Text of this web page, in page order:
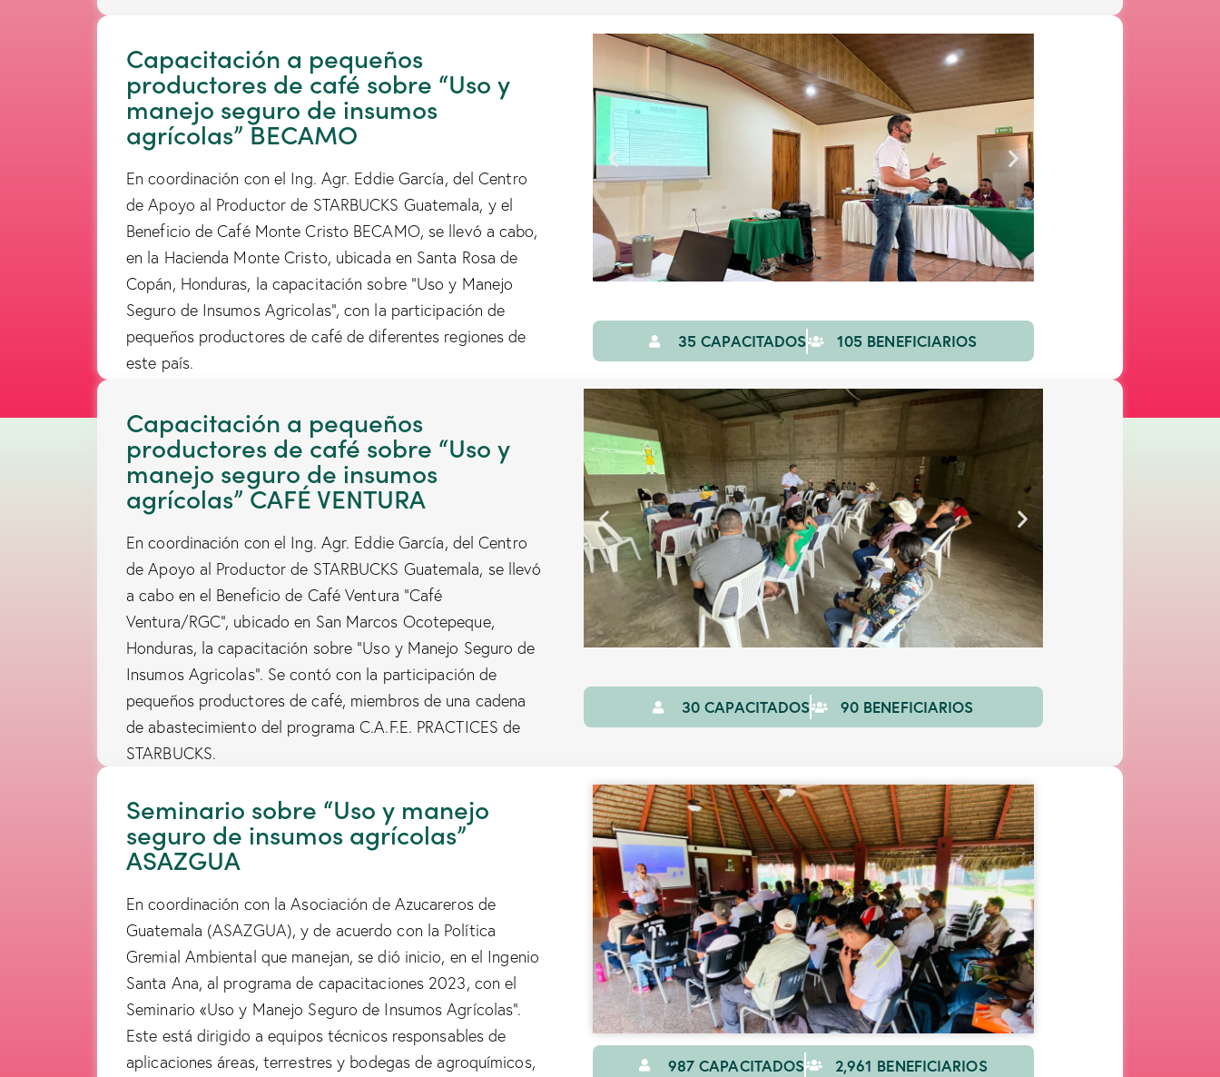
Capacitación a pequeños
productores de café sobre “Uso y
manejo seguro de insumos
agrícolas” BECAMO
En coordinación con el Ing. Agr. Eddie García, del Centro
de Apoyo al Productor de STARBUCKS Guatemala, y el
Beneficio de Café Monte Cristo BECAMO, se llevó a cabo,
en la Hacienda Monte Cristo, ubicada en Santa Rosa de
Copán, Honduras, la capacitación sobre “Uso y Manejo
Seguro de Insumos Agricolas”, con la participación de
pequeños productores de café de diferentes regiones de
este país.
35 CAPACITADOS 105 BENEFICIARIOS
Capacitación a pequeños
productores de café sobre “Uso y
manejo seguro de insumos
agrícolas” CAFÉ VENTURA
En coordinación con el Ing. Agr. Eddie García, del Centro
de Apoyo al Productor de STARBUCKS Guatemala, se llevó
a cabo en el Beneficio de Café Ventura “Café
Ventura/RGC”, ubicado en San Marcos Ocotepeque,
Honduras, la capacitación sobre “Uso y Manejo Seguro de
Insumos Agricolas”. Se contó con la participación de
pequeños productores de café, miembros de una cadena
de abastecimiento del programa C.A.F.E. PRACTICES de
STARBUCKS.
30 CAPACITADOS 90 BENEFICIARIOS
Seminario sobre “Uso y manejo
seguro de insumos agrícolas”
ASAZGUA
En coordinación con la Asociación de Azucareros de
Guatemala (ASAZGUA), y de acuerdo con la Política
Gremial Ambiental que manejan, se dió inicio, en el Ingenio
Santa Ana, al programa de capacitaciones 2023, con el
Seminario «Uso y Manejo Seguro de Insumos Agrícolas”.
Este está dirigido a equipos técnicos responsables de
aplicaciones áreas, terrestres y bodegas de agroquímicos,
987 CAPACITADOS 2,961 BENEFICIARIOS